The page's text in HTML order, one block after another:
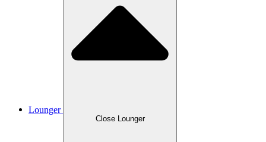
Lounger
Close Lounger